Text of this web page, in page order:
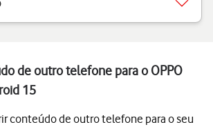
de outro telefone para o OPPO
15
conteúdo de outro telefone para o seu